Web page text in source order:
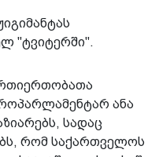
"ტვიტერში".
ანა
სადაც
რომ საქართველოს